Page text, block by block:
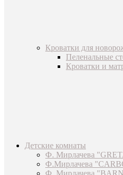
Кроватки для
Пеленальные
Кроватки и
Детские комнаты
Ф. Мирлачева
Ф.Мирлачева
Ф. Мирлачева